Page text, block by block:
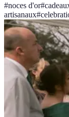
#noces d'or#
artisanaux#